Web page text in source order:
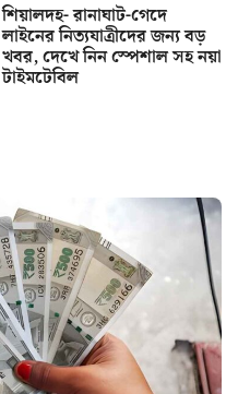
শিয়ালদহ- রানাঘাট-গেদে
লাইনের নিত্যযাত্রীদের জন্য বড়
খবর, দেখে নিন স্পেশাল সহ নয়া
টাইমটেবিল